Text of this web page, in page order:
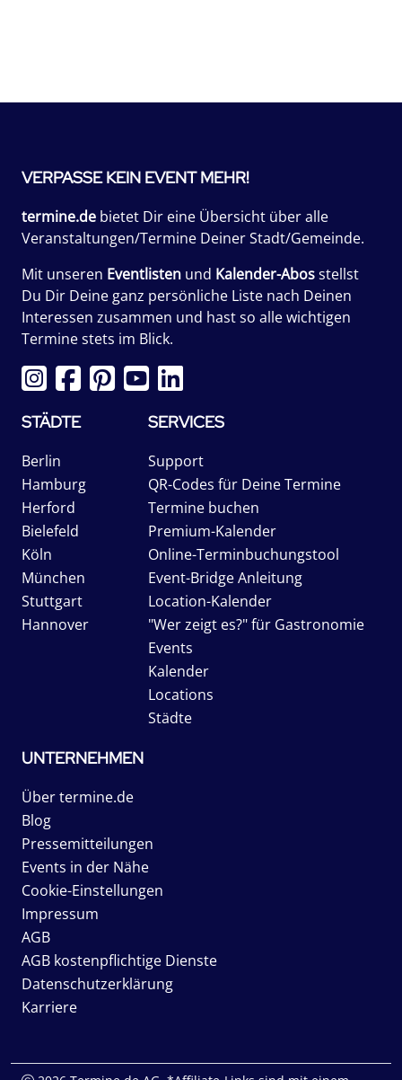
VERPASSE KEIN EVENT MEHR!
termine.de bietet Dir eine Übersicht über alle
Veranstaltungen/Termine Deiner Stadt/Gemeinde.
Mit unseren Eventlisten und Kalender-Abosstellst
Du Dir Deine ganz persönliche Liste nach Deinen
Interessen zusammen und hast so alle wichtigen
Termine stets im Blick.
STÄDTE
Berlin
Hamburg
Herford
Bielefeld
Köln
München
Stuttgart
Hannover
SERVICES
Support
QR-Codes für Deine Termine
Termine buchen
Premium-Kalender
Online-Terminbuchungstool
Event-Bridge Anleitung
Location-Kalender
"Wer zeigt es?" für Gastronomie
Events
Kalender
Locations
Städte
UNTERNEHMEN
Über termine.de
Blog
Pressemitteilungen
Events in der Nähe
Cookie-Einstellungen
Impressum
AGB
AGB kostenpflichtige Dienste
Datenschutzerklärung
Karriere